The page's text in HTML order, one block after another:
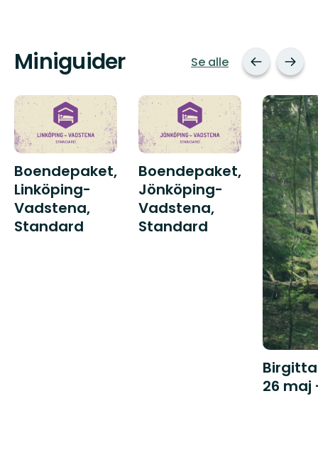
Miniguider Se alle
Boendepaket,
Linköping-
Vadstena,
Standard
Boendepaket,
Jönköping-
Vadstena,
Standard
26 maj